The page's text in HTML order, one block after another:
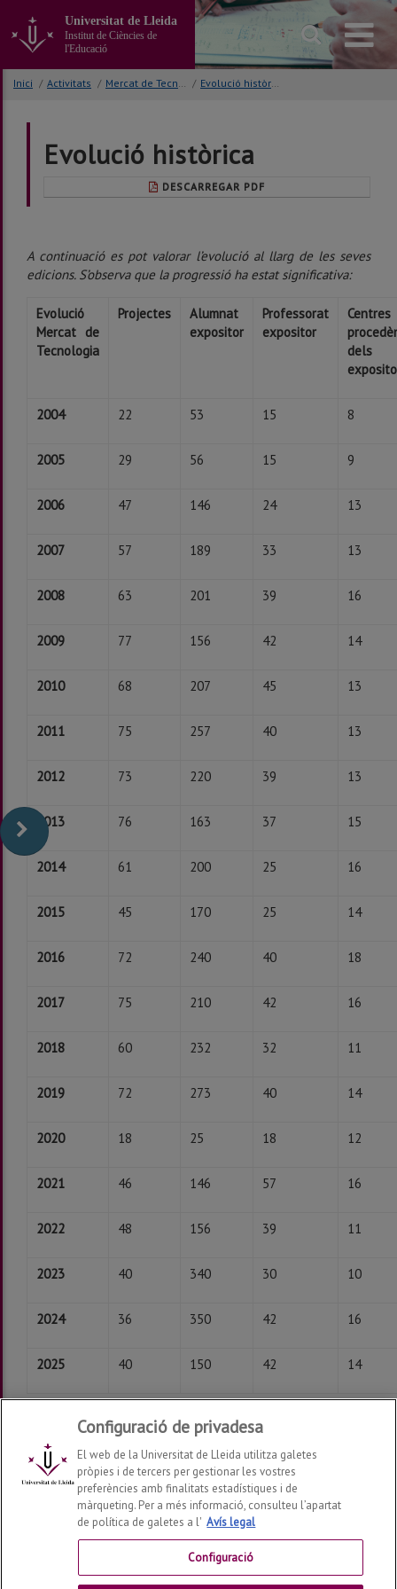
contingut
Universitat de Lleida
Institut de Ciències de
l'Educació
Inici / Activitats / Mercat de Tecnologia / Evolució històrica
Evolució històrica
DESCARREGAR PDF
A continuació es pot valorar l’evolució al llarg de les seves
edicions. S’observa que la progressió ha estat significativa:
Evolució
Mercat de
Tecnologia
Projectes
Alumnat
expositor
Professorat
expositor
Centres
dels
2004 22 53 15 8
2005 29 56 15 9
2006 47 146 24 13
2007 57 189 33 13
2008 63 201 39 16
2009 77 156 42 14
2010 68 207 45 13
2011 75 257 40 13
2012 73 220 39 13
2013 76 163 37 15
2014 61 200 25 16
2015 45 170 25 14
2016 72 240 40 18
2017 75 210 42 16
2018 60 232 32 11
2019 72 273 40 14
2020 18 25 18 12
2021 46 146 57 16
2022 48 156 39 11
2023 40 340 30 10
2024 36 350 42 16
2025 40 150 42 14
Darrera modificació:dilluns, 13 de d’octubre de 2025
Institut de Ciències de l'Educació2026©
Configuració de privadesa
El web de la Universitat de Lleida utilitza galetes
pròpies i de tercers per gestionar les vostres
preferències amb finalitats estadístiques i de
màrqueting. Per a més informació, consulteu l’apartat
de política de galetes a l' Avís legal
Configuració